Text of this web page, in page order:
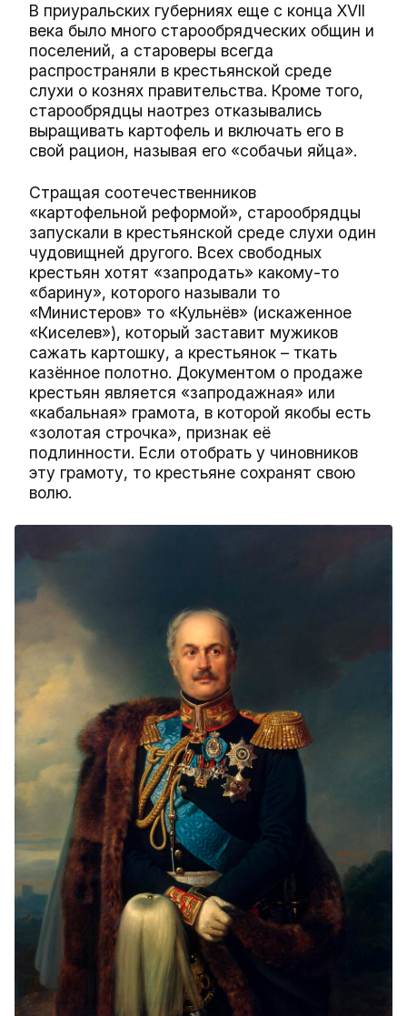
В приуральских губерниях еще с конца XVII
века было много старообрядческих общин и
поселений, а староверы всегда
распространяли в крестьянской среде
слухи о кознях правительства. Кроме того,
старообрядцы наотрез отказывались
выращивать картофель и включать его в
свой рацион, называя его «собачьи яйца».
Стращая соотечественников
«картофельной реформой», старообрядцы
запускали в крестьянской среде слухи один
чудовищней другого. Всех свободных
крестьян хотят «запродать» какому-то
«барину», которого называли то
«Министеров» то «Кульнёв» (искаженное
«Киселев»), который заставит мужиков
сажать картошку, а крестьянок – ткать
казённое полотно. Документом о продаже
крестьян является «запродажная» или
«кабальная» грамота, в которой якобы есть
«золотая строчка», признак её
подлинности. Если отобрать у чиновников
эту грамоту, то крестьяне сохранят свою
волю.